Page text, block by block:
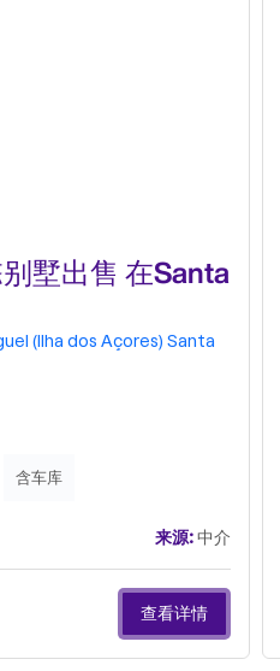
墅出售 在Santa
(Ilha dos Açores) Santa
含车库
来源:中介
查看详情